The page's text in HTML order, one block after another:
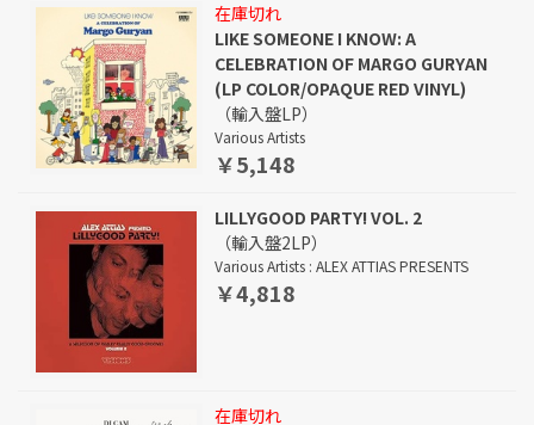
在庫切れ
LIKE SOMEONE I KNOW: A
CELEBRATION OF MARGO GURYAN
(LP COLOR/OPAQUE RED VINYL)
（輸入盤LP）
Various Artists
￥5,148
LILLYGOOD PARTY! VOL. 2
（輸入盤2LP）
Various Artists : ALEX ATTIAS PRESENTS
￥4,818
在庫切れ